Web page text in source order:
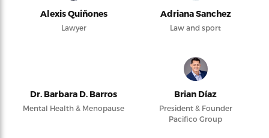
Alexis Quiñones
Lawyer
Adriana Sanchez
Law and sport
Dr. Barbara D. Barros
Mental Health & Menopause
Brian Díaz
President & Founder
Pacifico Group